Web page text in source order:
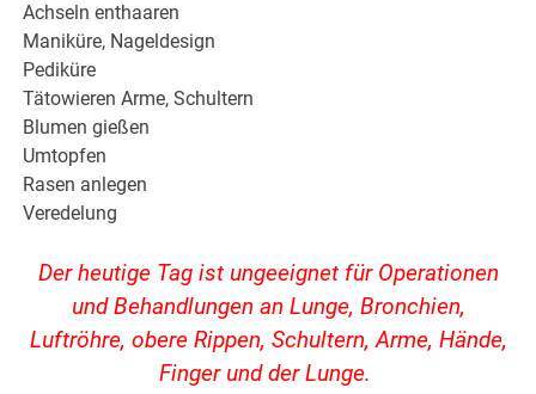
Achseln enthaaren
Maniküre, Nageldesign
Pediküre
Tätowieren Arme, Schultern
Blumen gießen
Umtopfen
Rasen anlegen
Veredelung
Der heutige Tag ist ungeeignet für Operationen
und Behandlungen an Lunge, Bronchien,
Luftröhre, obere Rippen, Schultern, Arme, Hände,
Finger und der Lunge.